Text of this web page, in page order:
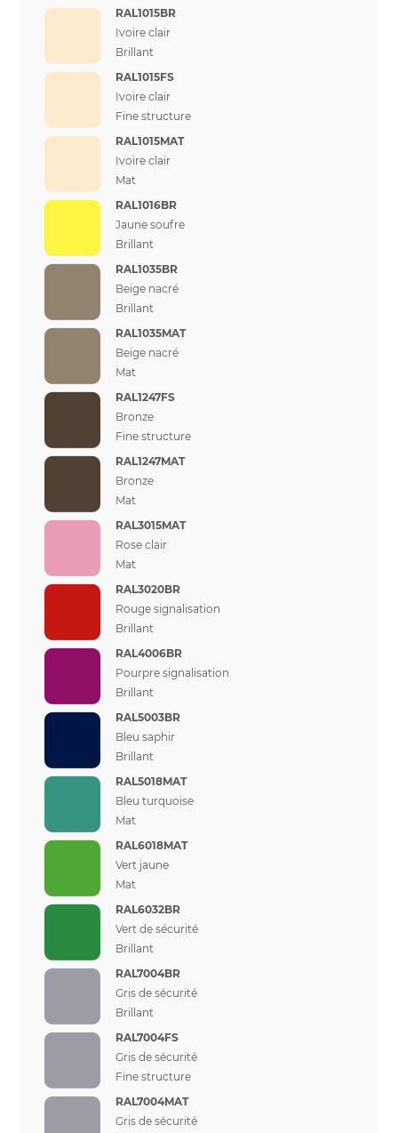
RAL1015BR
Ivoire clair
Brillant
RAL1015FS
Ivoire clair
Fine structure
RAL1015MAT
Ivoire clair
Mat
RAL1016BR
Jaune soufre
Brillant
RAL1035BR
Beige nacré
Brillant
RAL1035MAT
Beige nacré
Mat
RAL1247FS
Bronze
Fine structure
RAL1247MAT
Bronze
Mat
RAL3015MAT
Rose clair
Mat
RAL3020BR
Rouge signalisation
Brillant
RAL4006BR
Pourpre signalisation
Brillant
RAL5003BR
Bleu saphir
Brillant
RAL5018MAT
Bleu turquoise
Mat
RAL6018MAT
Vert jaune
Mat
RAL6032BR
Vert de sécurité
Brillant
RAL7004BR
Gris de sécurité
Brillant
RAL7004FS
Gris de sécurité
Fine structure
RAL7004MAT
Gris de sécurité